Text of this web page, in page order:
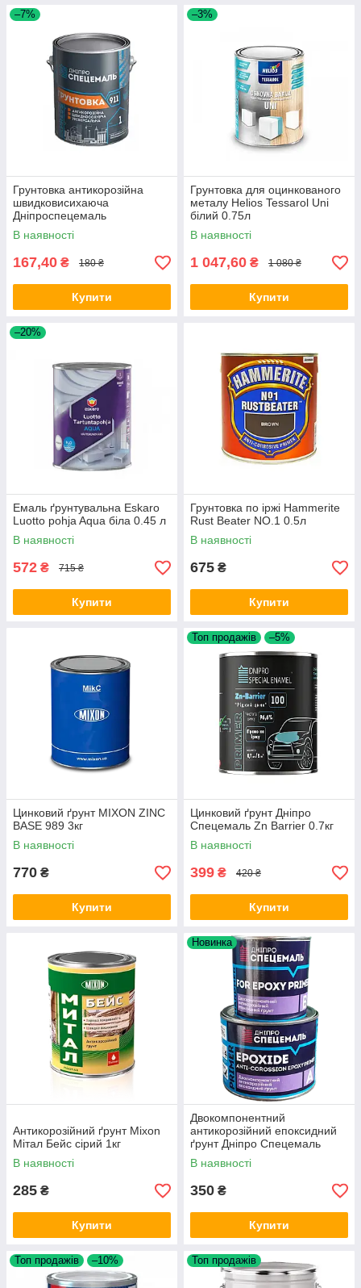
–7%
Грунтовка антикорозійна
швидковисихаюча
Дніпроспецемаль
Експрес-911 сірий 0.9кг
В наявності
167,40 ₴ 180 ₴
Купити
–3%
Грунтовка для оцинкованого
металу Helios Tessarol Uni
білий 0.75л
В наявності
1 047,60 ₴ 1 080 ₴
Купити
–20%
Емаль ґрунтувальна Eskaro
Luotto pohja Aqua біла 0.45 л
В наявності
572 ₴ 715 ₴
Купити
Грунтовка по іржі Hammerite
Rust Beater NO.1 0.5л
В наявності
675 ₴
Купити
Цинковий ґрунт MIXON ZINC
BASE 989 3кг
В наявності
770 ₴
Купити
Топ продажів –5%
Цинковий ґрунт Дніпро
Спецемаль Zn Barrier 0.7кг
В наявності
399 ₴ 420 ₴
Купити
Антикорозійний ґрунт Mixon
Мітал Бейс сірий 1кг
В наявності
285 ₴
Купити
Новинка
Двокомпонентний
антикорозійний епоксидний
ґрунт Дніпро Спецемаль
DSE-EP Primer-023 сірий
0,5л+0,1л
В наявності
350 ₴
Купити
Топ продажів –10% Топ продажів